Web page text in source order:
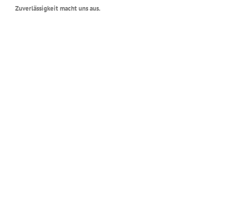
Zuverlässigkeit macht uns aus.